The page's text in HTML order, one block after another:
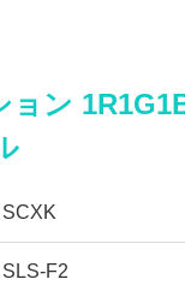
ョン
SCXK
SLS-F2